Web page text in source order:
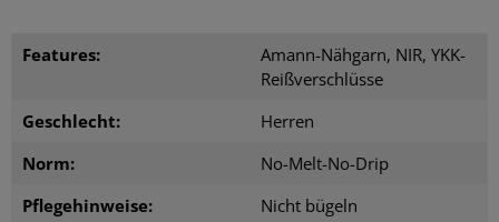
Features:
Amann-Nähgarn, NIR, YKK-
Reißverschlüsse
Geschlecht:
Herren
Norm:
No-Melt-No-Drip
Pflegehinweise:
Nicht bügeln